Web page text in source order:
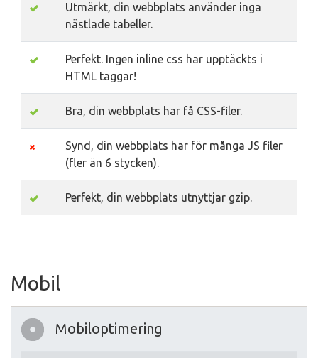
Utmärkt, din webbplats använder inga
nästlade tabeller.
Perfekt. Ingen inline css har upptäckts i
HTML taggar!
Bra, din webbplats har få CSS-filer.
Synd, din webbplats har för många JS filer
(fler än 6 stycken).
Perfekt, din webbplats utnyttjar gzip.
Mobil
Mobiloptimering